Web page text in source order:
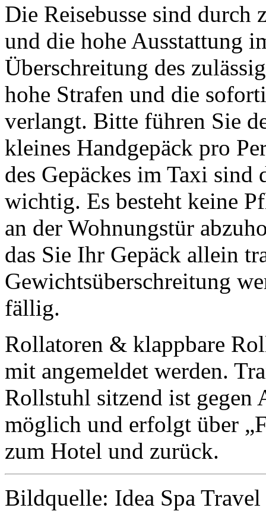
Die Reisebusse sind durch
und die hohe Ausstattung
Überschreitung des
hohe Strafen und die
verlangt. Bitte führen Sie
kleines Handgepäck pro
des Gepäckes im Taxi sind
wichtig. Es besteht keine
an der Wohnungstür
das Sie Ihr Gepäck allein
Gewichtsüberschreitung
fällig.
Rollatoren & klappbare
mit angemeldet werden.
Rollstuhl sitzend ist gegen
möglich und erfolgt über
zum Hotel und zurück.
Bildquelle: Idea Spa